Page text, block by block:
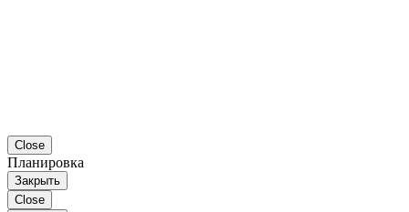
Close
Планировка
Закрыть
Close